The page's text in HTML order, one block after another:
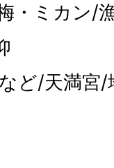
カン/漁
/天満宮/